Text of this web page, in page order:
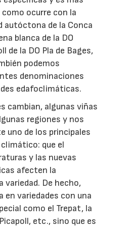
ocurre con la
autóctona de la Conca
blanca de la DO
de la DO Pla de Bages,
podemos
denominaciones
edafoclimáticas.
cambian, algunas viñas
regiones y nos
uno de los principales
que el
y las nuevas
afecten la
variedad. De hecho,
en variedades con una
como el Trepat, la
etc., sino que es